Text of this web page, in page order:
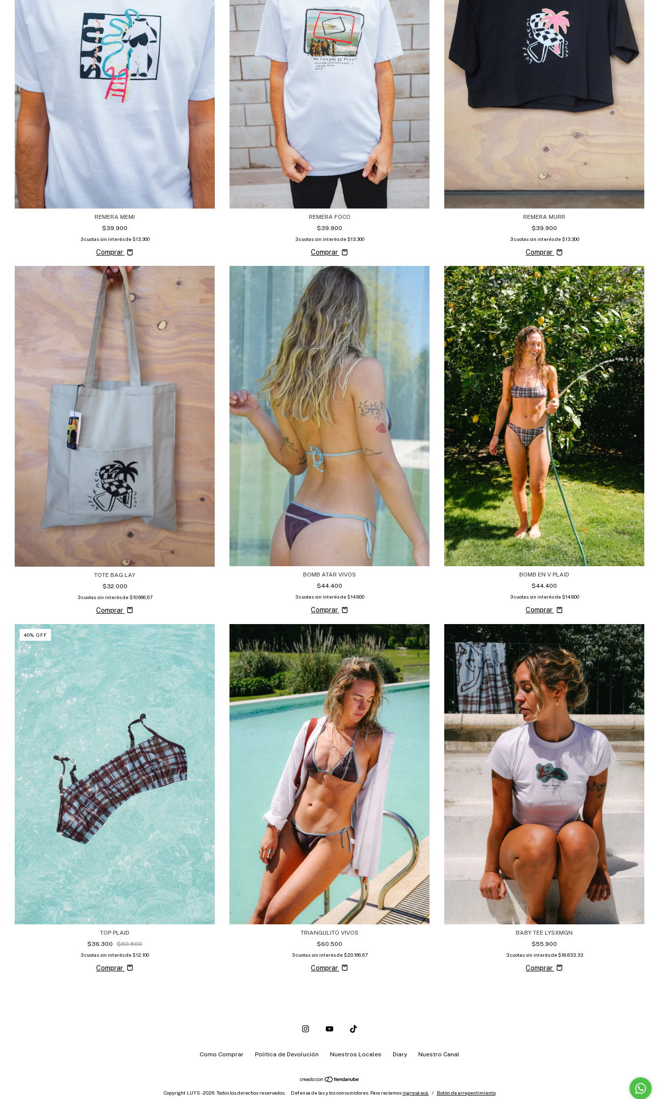
REMERA MEMI
$39.900
3 cuotas sin interés de $13.300
Comprar
REMERA FOCO
$39.900
3 cuotas sin interés de $13.300
Comprar
REMERA MURR
$39.900
3 cuotas sin interés de $13.300
Comprar
TOTE BAG LAY
$32.000
3 cuotas sin interés de $10.666,67
Comprar
BOMB ATAR VIVOS
$44.400
3 cuotas sin interés de $14.800
Comprar
BOMB EN V PLAID
$44.400
3 cuotas sin interés de $14.800
Comprar
40% OFF
TOP PLAID
$36.300
$60.500
3cuotas sin interés de $12.100
Comprar
TRIANGULITO VIVOS
$60.500
3 cuotas sin interés de $20.166,67
Comprar
BABY TEE LYSXMGN
$55.900
3 cuotas sin interés de $18.633,33
Comprar
Como Comprar Política de Devolución Nuestros Locales Diary Nuestro Canal
Copyright LUYS - 2026. Todos los derechos reservados. Defensa de las y los consumidores. Para reclamos ingresá acá. / Botón de arrepentimiento